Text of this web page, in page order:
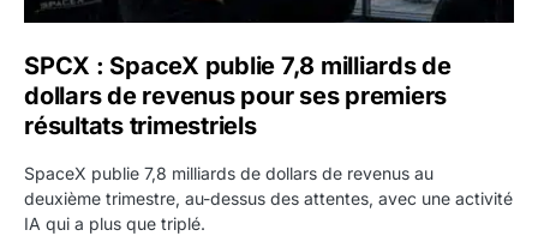
SPCX : SpaceX publie 7,8 milliards de
dollars de revenus pour ses premiers
résultats trimestriels
SpaceX publie 7,8 milliards de dollars de revenus au
deuxième trimestre, au-dessus des attentes, avec une activité
IA qui a plus que triplé.